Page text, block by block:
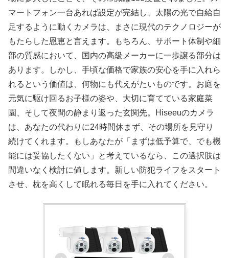
マートフォン一台あれば設定が完結し、太陽の光で自給自
足するように動くカメラは、まさに現代のテクノロジーが
もたらした恩恵と言えます。もちろん、サポート体制や細
部の質感において、国内の高級メーカーに一歩譲る部分は
あります。しかし、手頃な価格で家族の安心を手に入れら
れるという価値は、何物にも代えがたいものです。お庭を
元気に駆け回るお子様の姿や、大切に育てている家庭菜
園、そして夜間の静まり返った玄関先。Hiseeuのカメラ
は、あなたの代わりに24時間休まず、その場所を見守り
続けてくれます。もしあなたが「まずは低予算で、でも機
能には妥協したくない」と考えているなら、この選択肢は
間違いなく検討に値します。新しい防犯ライフをスタート
させ、枕を高くして眠れる毎日を手に入れてください。